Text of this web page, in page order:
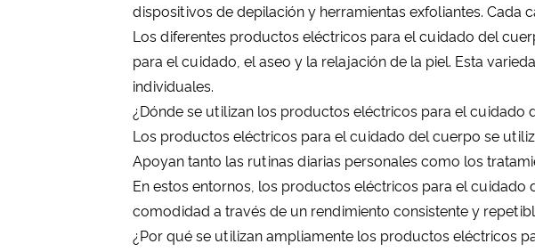
dispositivos de depilación y herramientas exfoliantes. Cada
Los diferentes productos eléctricos para el cuidado del
para el cuidado, el aseo y la relajación de la piel. Esta
individuales.
¿Dónde se utilizan los productos eléctricos para el cuidado
Los productos eléctricos para el cuidado del cuerpo se
Apoyan tanto las rutinas diarias personales como los
En estos entornos, los productos eléctricos para el
comodidad a través de un rendimiento consistente y
¿Por qué se utilizan ampliamente los productos eléctricos